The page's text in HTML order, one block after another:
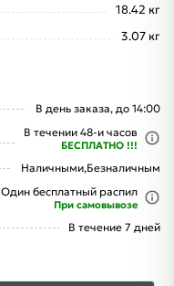
18.42 кг
3.07 кг
В день заказа, до 14:00
В течении 48-и часов
БЕСПЛАТНО !!!
Наличными,Безналичным
Один бесплатный распил
При самовывозе
В течение 7 дней